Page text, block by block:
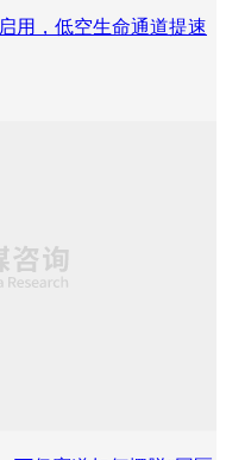
用，低空生命通道提速